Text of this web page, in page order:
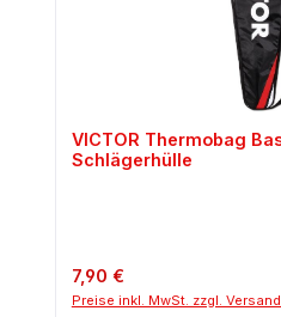
VICTOR Thermobag
Schlägerhülle
Regulärer Preis:
7,90 €
Preise inkl. MwSt. zzgl.